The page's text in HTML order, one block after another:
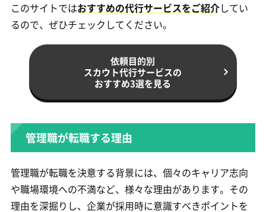
このサイトではおすすめの代行サービスをご紹介してい
るので、ぜひチェックしてください。
依頼目的別
スカウト代行サービスの
おすすめ3選を見る
管理職が転職する理由
管理職が転職を決意する背景には、個々のキャリア志向
や職場環境への不満など、様々な理由があります。その
理由を深掘りし、企業が採用時に意識すべきポイントを